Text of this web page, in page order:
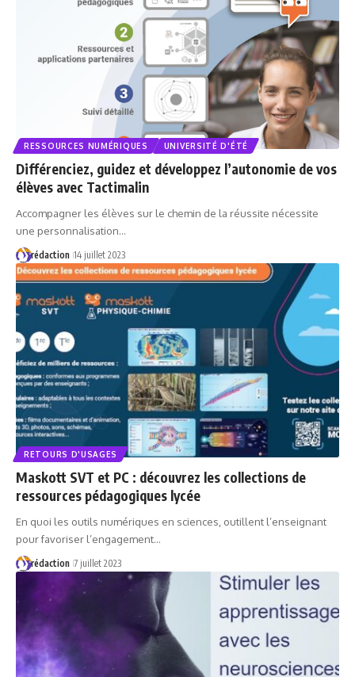
RESSOURCES NUMÉRIQUES UNIVERSITÉ D'ÉTÉ
Différenciez, guidez et développez l’autonomie de vos
élèves avec Tactimalin
Accompagner les élèves sur le chemin de la réussite nécessite
une personnalisation…
rédaction 14 juillet 2023
RETOURS D'USAGES
Maskott SVT et PC : découvrez les collections de
ressources pédagogiques lycée
En quoi les outils numériques en sciences, outillent l’enseignant
pour favoriser l’engagement…
rédaction 7 juillet 2023